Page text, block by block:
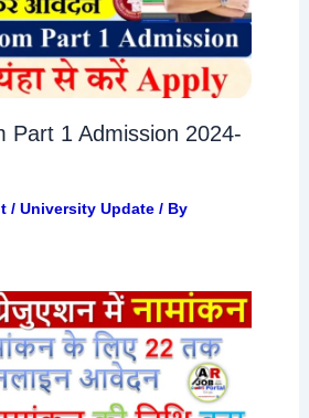
Part 1 Admission 2024-
/ University Update/ By